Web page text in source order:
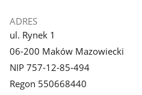
ADRES
ul. Rynek 1
06-200 Maków Mazowiecki
NIP 757-12-85-494
Regon 550668440